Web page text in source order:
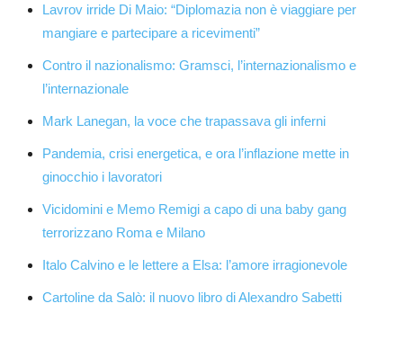
Lavrov irride Di Maio: “Diplomazia non è viaggiare per
mangiare e partecipare a ricevimenti”
Contro il nazionalismo: Gramsci, l’internazionalismo e
l’internazionale
Mark Lanegan, la voce che trapassava gli inferni
Pandemia, crisi energetica, e ora l’inflazione mette in
ginocchio i lavoratori
Vicidomini e Memo Remigi a capo di una baby gang
terrorizzano Roma e Milano
Italo Calvino e le lettere a Elsa: l’amore irragionevole
Cartoline da Salò: il nuovo libro di Alexandro Sabetti